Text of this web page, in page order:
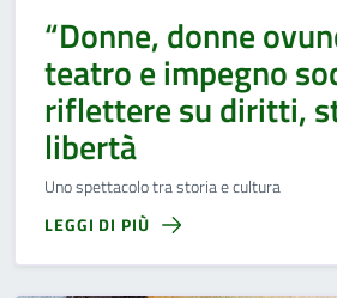
“Donne, donne
teatro e impegno
riflettere su diritti,
libertà
Uno spettacolo tra storia e cultura
LEGGI DI PIÙ